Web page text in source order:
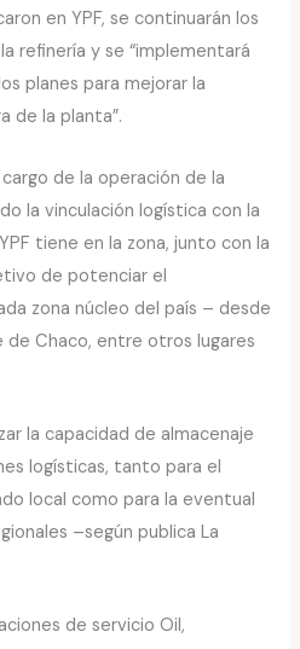
en YPF, se continuarán los
refinería y se “implementará
planes para mejorar la
de la planta”.
de la operación de la
la vinculación logística con la
tiene en la zona, junto con la
de potenciar el
zona núcleo del país – desde
de Chaco, entre otros lugares
la capacidad de almacenaje
logísticas, tanto para el
local como para la eventual
–según publica La
de servicio Oil,